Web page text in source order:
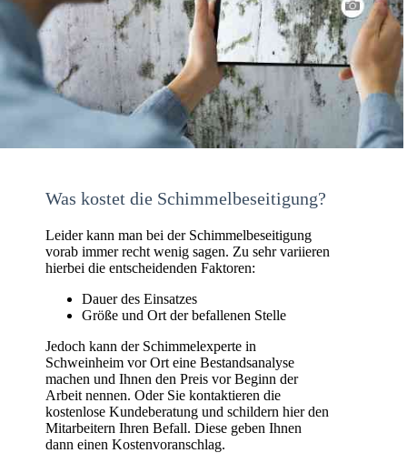
Was kostet die Schimmelbeseitigung?
Leider kann man bei der Schimmelbeseitigung
vorab immer recht wenig sagen. Zu sehr variieren
hierbei die entscheidenden Faktoren:
Dauer des Einsatzes
Größe und Ort der befallenen Stelle
Jedoch kann der Schimmelexperte in
Schweinheim vor Ort eine Bestandsanalyse
machen und Ihnen den Preis vor Beginn der
Arbeit nennen. Oder Sie kontaktieren die
kostenlose Kundeberatung und schildern hier den
Mitarbeitern Ihren Befall. Diese geben Ihnen
dann einen Kostenvoranschlag.